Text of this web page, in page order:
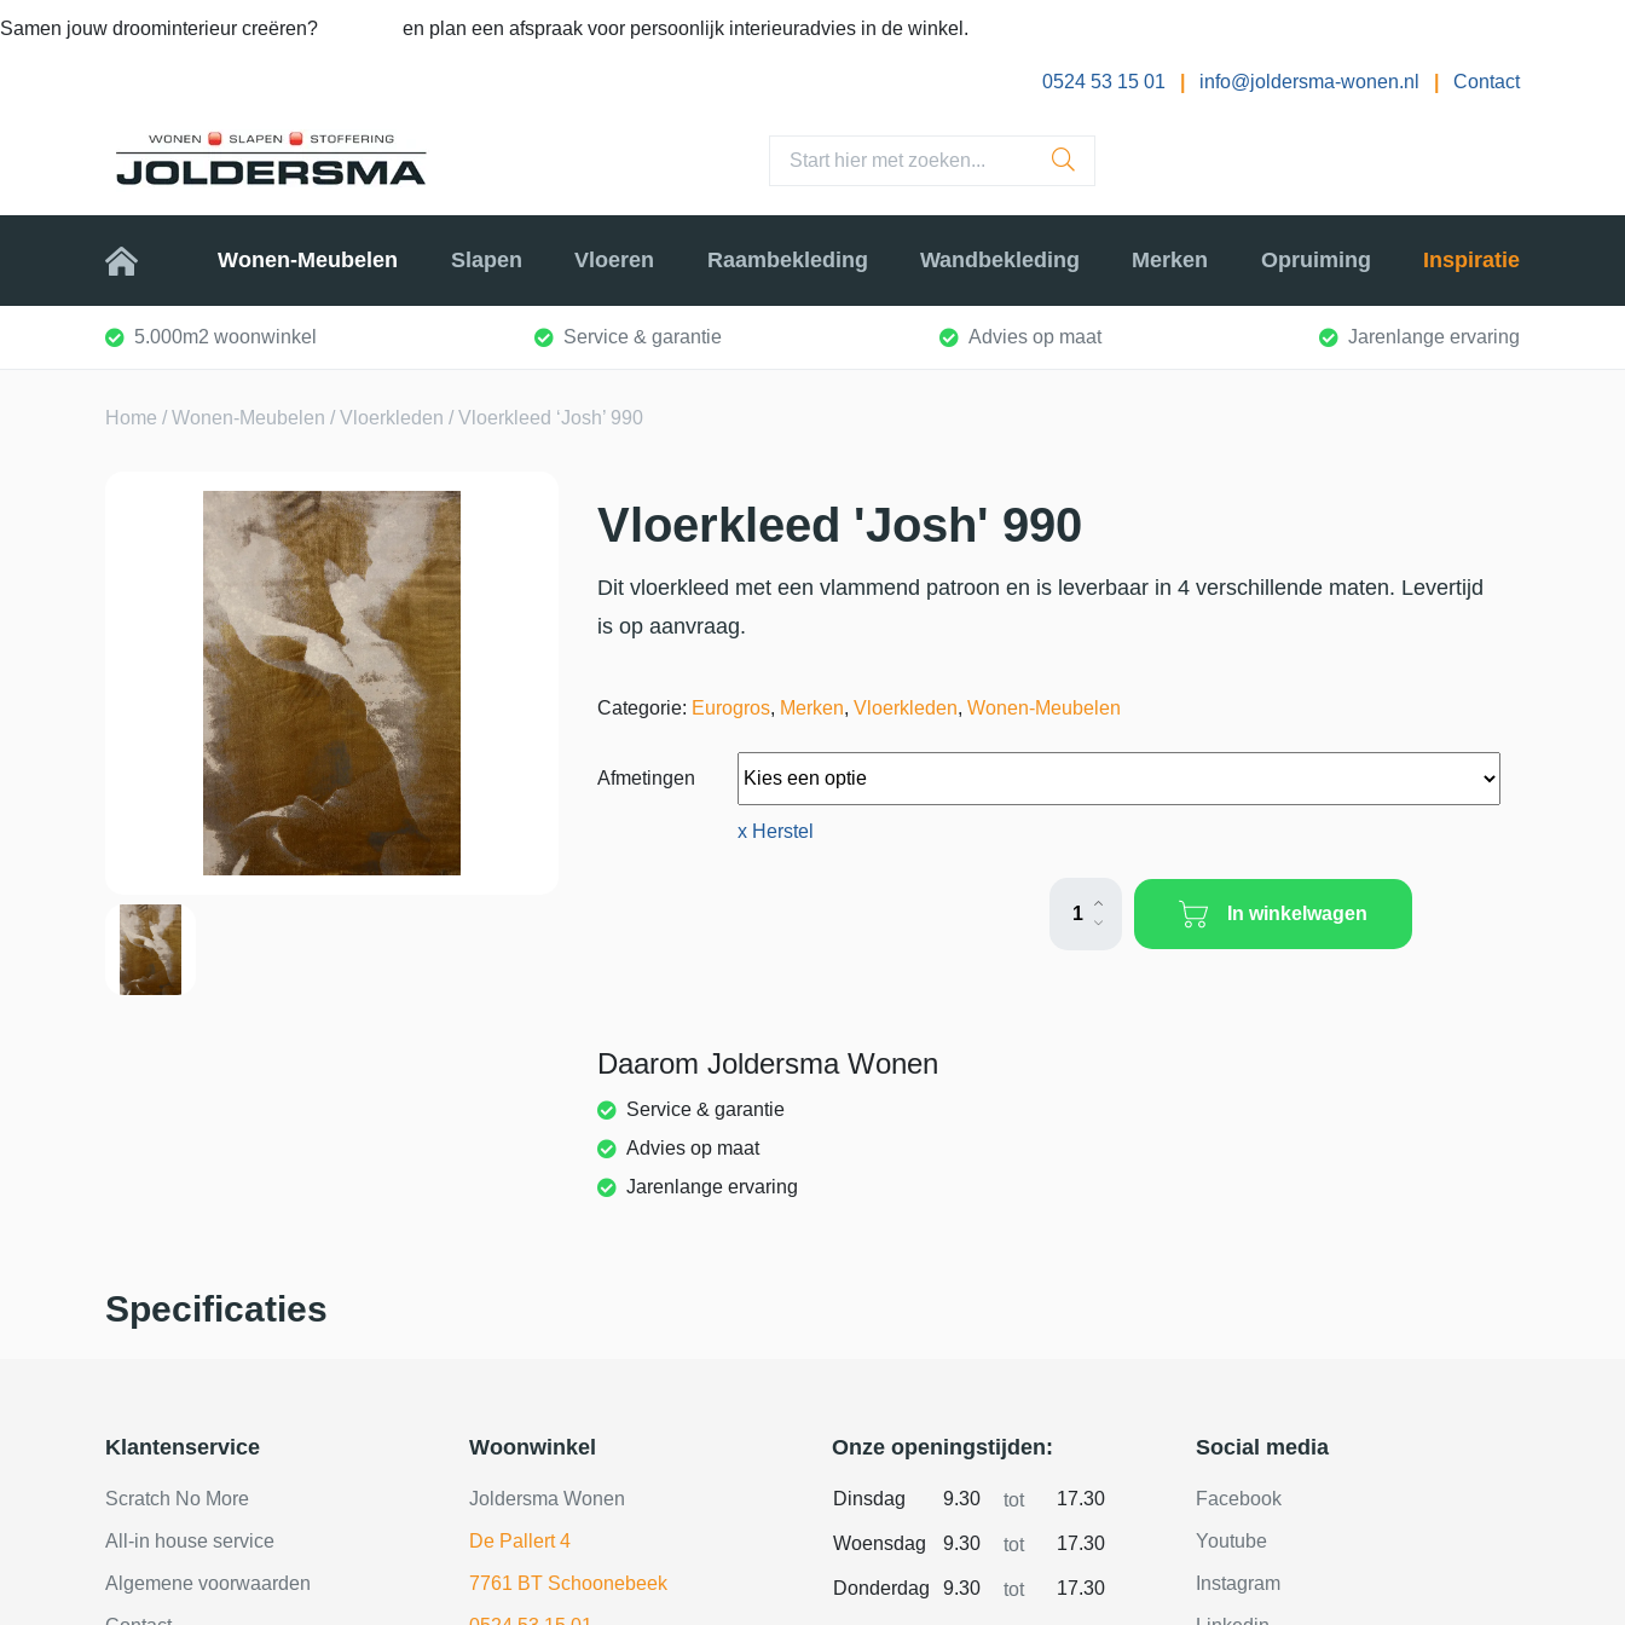
Samen jouw droominterieur creëren? en plan een afspraak voor persoonlijk interieuradvies in de winkel.
0524 53 15 01 info@joldersma-wonen.nl Contact
Home Wonen-Meubelen Slapen Vloeren Raambekleding Wandbekleding Merken Opruiming Inspiratie
5.000m2 woonwinkel Service & garantie Advies op maat Jarenlange ervaring
Home /Wonen-Meubelen /Vloerkleden / Vloerkleed ‘Josh’ 990
Vloerkleed 'Josh' 990
Dit vloerkleed met een vlammend patroon en is leverbaar in 4 verschillende maten. Levertijd
is op aanvraag.
Categorie: Eurogros, Merken, Vloerkleden, Wonen-Meubelen
Afmetingen
x Herstel
Daarom Joldersma Wonen
Service & garantie
Advies op maat
Jarenlange ervaring
Specificaties
Klantenservice
Scratch No More
All-in house service
Algemene voorwaarden
Woonwinkel
Joldersma Wonen
De Pallert 4
7761 BT Schoonebeek
Onze openingstijden:
Dinsdag 9.30 tot 17.30
Woensdag 9.30 tot 17.30
Donderdag 9.30 tot 17.30
Social media
Facebook
Youtube
Instagram